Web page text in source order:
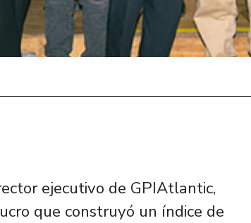
ejecutivo de GPIAtlantic,
que construyó un índice de